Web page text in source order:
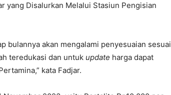
yang Disalurkan Melalui Stasiun Pengisian
bulannya akan mengalami penyesuaian sesuai
teredukasi dan untuk update harga dapat
kata Fadjar.